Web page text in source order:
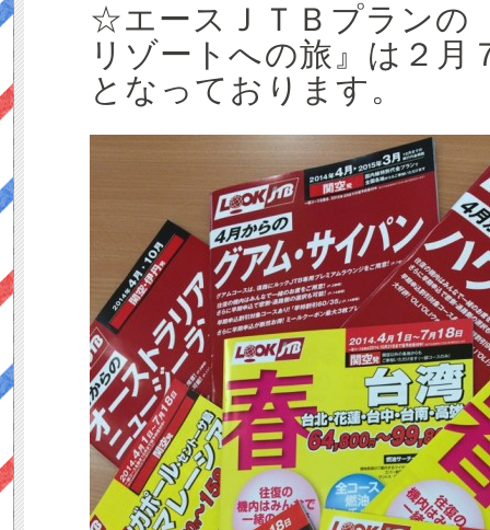
☆エースＪＴＢプランの
リゾートへの旅』は２月
となっております。